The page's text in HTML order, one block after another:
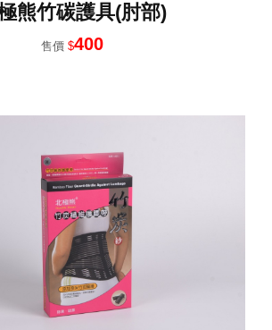
熊竹碳護具(肘部)
售價 $400